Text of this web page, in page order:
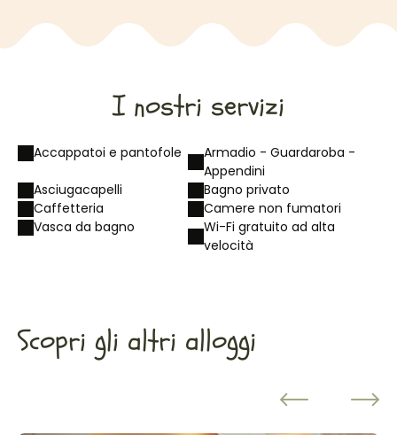
I nostri servizi
Accappatoi e pantofole
Armadio - Guardaroba -
Appendini
Asciugacapelli
Bagno privato
Caffetteria
Camere non fumatori
Vasca da bagno
Wi-Fi gratuito ad alta
velocità
Scopri gli altri alloggi